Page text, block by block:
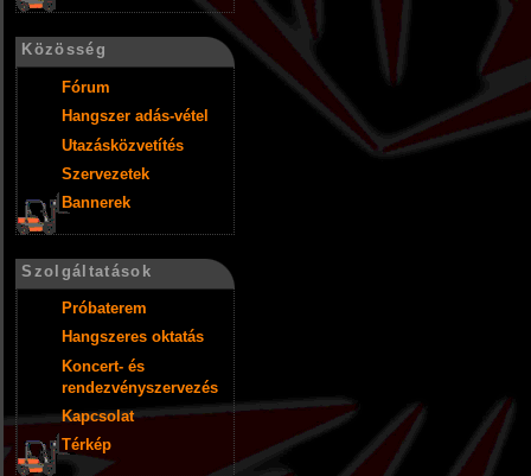
Közösség
Fórum
Hangszer adás-vétel
Utazásközvetítés
Szervezetek
Bannerek
Szolgáltatások
Próbaterem
Hangszeres oktatás
Koncert- és
rendezvényszervezés
Kapcsolat
Térkép